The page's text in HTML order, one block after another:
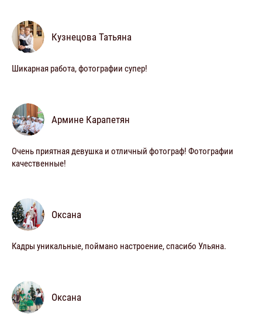
Кузнецова Татьяна
Шикарная работа, фотографии супер!
Армине Карапетян
Очень приятная девушка и отличный фотограф! Фотографии
качественные!
Оксана
Кадры уникальные, поймано настроение, спасибо Ульяна.
Оксана